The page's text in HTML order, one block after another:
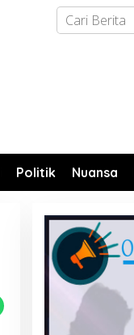
Politik Nuansa